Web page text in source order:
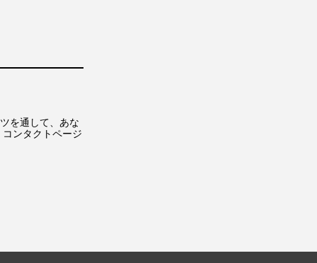
を通して、あな
ンタクトページ